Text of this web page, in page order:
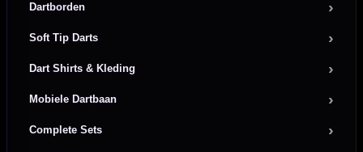
Dartborden
Soft Tip Darts
Dart Shirts & Kleding
Mobiele Dartbaan
Complete Sets